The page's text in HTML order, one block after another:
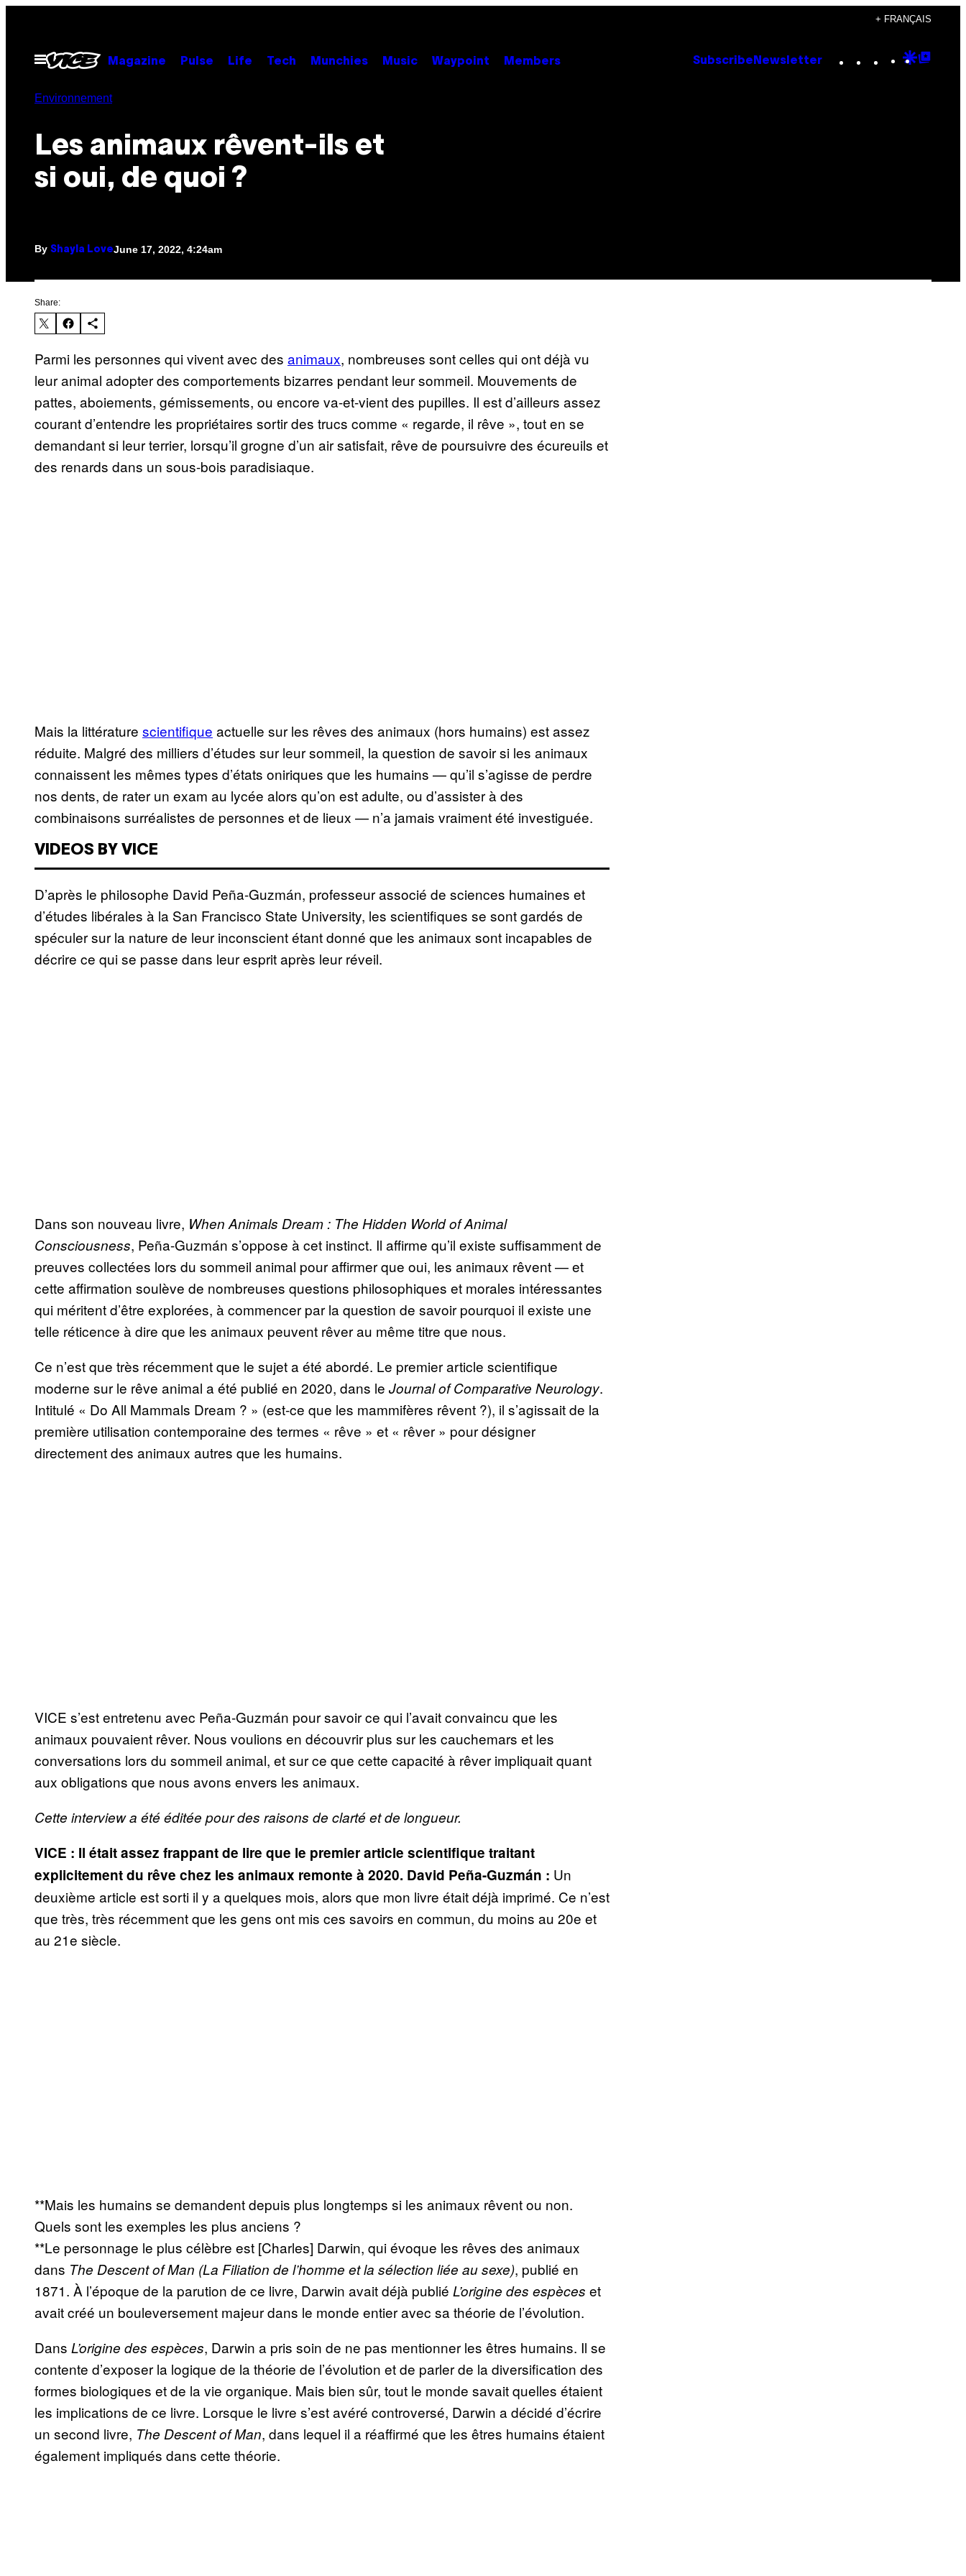
content
+ FRANÇAIS
Open
Menu
Magazine Pulse Life Tech Munchies Music Waypoint Members Subscribe Newsletter Instagram
TikTok
YouTube
Google
Environnement
Les animaux rêvent-ils et
si oui, de quoi ?
By Shayla LoveJune 17, 2022, 4:24am
Share:
Parmi les personnes qui vivent avec des animaux, nombreuses sont celles qui ont déjà vu
leur animal adopter des comportements bizarres pendant leur sommeil. Mouvements de
pattes, aboiements, gémissements, ou encore va-et-vient des pupilles. Il est d’ailleurs assez
courant d’entendre les propriétaires sortir des trucs comme « regarde, il rêve », tout en se
demandant si leur terrier, lorsqu’il grogne d’un air satisfait, rêve de poursuivre des écureuils et
des renards dans un sous-bois paradisiaque.
Mais la littérature scientifique actuelle sur les rêves des animaux (hors humains) est assez
réduite. Malgré des milliers d’études sur leur sommeil, la question de savoir si les animaux
connaissent les mêmes types d’états oniriques que les humains — qu’il s’agisse de perdre
nos dents, de rater un exam au lycée alors qu’on est adulte, ou d’assister à des
combinaisons surréalistes de personnes et de lieux — n’a jamais vraiment été investiguée.
VIDEOS BY VICE
D’après le philosophe David Peña-Guzmán, professeur associé de sciences humaines et
d’études libérales à la San Francisco State University, les scientifiques se sont gardés de
spéculer sur la nature de leur inconscient étant donné que les animaux sont incapables de
décrire ce qui se passe dans leur esprit après leur réveil.
Dans son nouveau livre, When Animals Dream : The Hidden World of Animal
Consciousness, Peña-Guzmán s’oppose à cet instinct. Il affirme qu’il existe suffisamment de
preuves collectées lors du sommeil animal pour affirmer que oui, les animaux rêvent — et
cette affirmation soulève de nombreuses questions philosophiques et morales intéressantes
qui méritent d’être explorées, à commencer par la question de savoir pourquoi il existe une
telle réticence à dire que les animaux peuvent rêver au même titre que nous.
Ce n’est que très récemment que le sujet a été abordé. Le premier article scientifique
moderne sur le rêve animal a été publié en 2020, dans le Journal of Comparative Neurology.
Intitulé « Do All Mammals Dream ? » (est-ce que les mammifères rêvent ?), il s’agissait de la
première utilisation contemporaine des termes « rêve » et « rêver » pour désigner
directement des animaux autres que les humains.
VICE s’est entretenu avec Peña-Guzmán pour savoir ce qui l’avait convaincu que les
animaux pouvaient rêver. Nous voulions en découvrir plus sur les cauchemars et les
conversations lors du sommeil animal, et sur ce que cette capacité à rêver impliquait quant
aux obligations que nous avons envers les animaux.
Cette interview a été éditée pour des raisons de clarté et de longueur.
VICE : Il était assez frappant de lire que le premier article scientifique traitant
explicitement du rêve chez les animaux remonte à 2020. David Peña-Guzmán : Un
deuxième article est sorti il y a quelques mois, alors que mon livre était déjà imprimé. Ce n’est
que très, très récemment que les gens ont mis ces savoirs en commun, du moins au 20e et
au 21e siècle.
**Mais les humains se demandent depuis plus longtemps si les animaux rêvent ou non.
Quels sont les exemples les plus anciens ?
**Le personnage le plus célèbre est [Charles] Darwin, qui évoque les rêves des animaux
dans The Descent of Man (La Filiation de l’homme et la sélection liée au sexe), publié en
1871. À l’époque de la parution de ce livre, Darwin avait déjà publié L’origine des espèces et
avait créé un bouleversement majeur dans le monde entier avec sa théorie de l’évolution.
Dans L’origine des espèces, Darwin a pris soin de ne pas mentionner les êtres humains. Il se
contente d’exposer la logique de la théorie de l’évolution et de parler de la diversification des
formes biologiques et de la vie organique. Mais bien sûr, tout le monde savait quelles étaient
les implications de ce livre. Lorsque le livre s’est avéré controversé, Darwin a décidé d’écrire
un second livre, The Descent of Man, dans lequel il a réaffirmé que les êtres humains étaient
également impliqués dans cette théorie.